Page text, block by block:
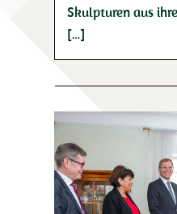
Skulpturen aus
[…]